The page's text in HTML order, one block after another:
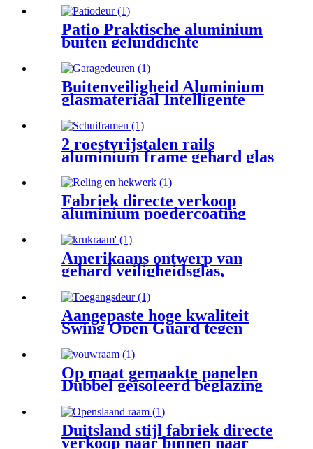
Patio Praktische aluminium
buiten geluiddichte
waterdichte schuifdeur van
gehard glas
Buitenveiligheid Aluminium
glasmateriaal Intelligente
garagedeur met
afstandsbediening
2 roestvrijstalen rails
aluminium frame gehard glas
schuifsysteem venster
Fabriek directe verkoop
aluminium poedercoating
tuinleuning en hekwerk
Amerikaans ontwerp van
gehard veiligheidsglas,
draaiend raam
Aangepaste hoge kwaliteit
Swing Open Guard tegen
slot
Op maat gemaakte panelen
Dubbel geïsoleerd beglazing
balkon
Duitsland stijl fabriek directe
verkoop naar binnen naar